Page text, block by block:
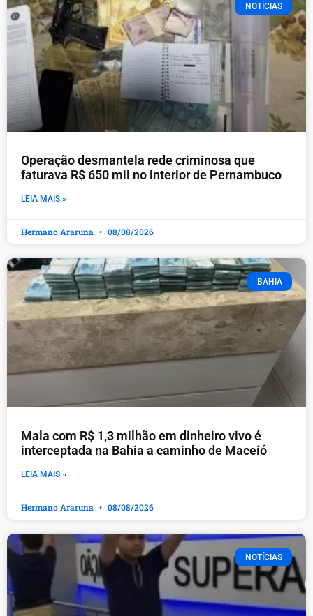
NOTÍCIAS
Operação desmantela rede criminosa que
faturava R$ 650 mil no interior de Pernambuco
LEIA MAIS »
Hermano Araruna 08/08/2026
BAHIA
Mala com R$ 1,3 milhão em dinheiro vivo é
interceptada na Bahia a caminho de Maceió
LEIA MAIS »
Hermano Araruna 08/08/2026
NOTÍCIAS